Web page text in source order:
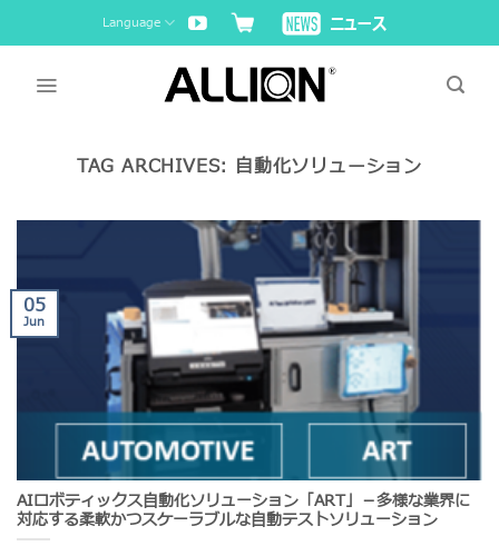
to
Language
TAG ARCHIVES: 自動化ソリューション
AIロボティックス自動化ソリューション「ART」－多様な業界に
対応する柔軟かつスケーラブルな自動テストソリューション
05
Jun